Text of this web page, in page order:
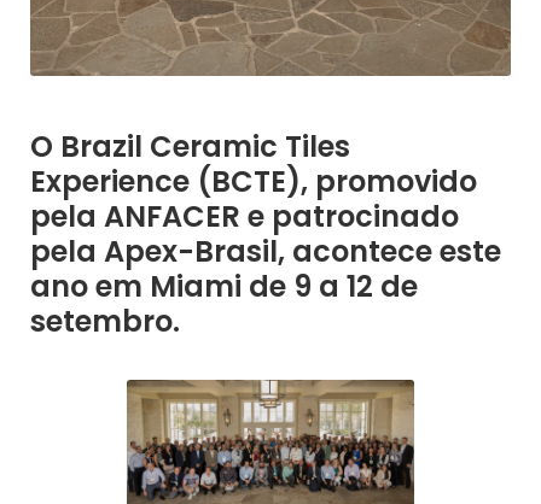
O Brazil Ceramic Tiles
Experience (BCTE), promovido
pela ANFACER e patrocinado
pela Apex-Brasil, acontece este
ano em Miami de 9 a 12 de
setembro.